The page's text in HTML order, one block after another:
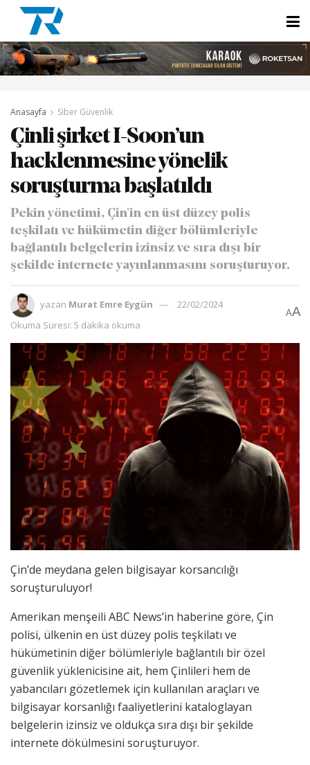
Anasayfa Siber Güvenlik
Çinli şirket I-Soon’un
hacklenmesine yönelik
soruşturma başlatıldı
Pekin yönetimi, Çin'in en üst düzey polis
teşkilatı ve hükümetin diğer bölümleriyle
bağlantılı belgelerin izinsiz ve sıra dışı bir
şekilde internete yayınlanmasını soruşturuyor.
yazan Murat Emre Eygün
22/02/2024
Okuma Süresi: 5 dakika okuma
AA
Çin’de meydana gelen bilgisayar korsancılığı
soruşturuluyor!
Amerikan menşeili ABC News’in haberine göre, Çin
polisi, ülkenin en üst düzey polis teşkilatı ve
hükümetinin diğer bölümleriyle bağlantılı bir özel
güvenlik yüklenicisine ait, hem Çinlileri hem de
yabancıları gözetlemek için kullanılan araçları ve
bilgisayar korsanlığı faaliyetlerini kataloglayan
belgelerin izinsiz ve oldukça sıra dışı bir şekilde
internete dökülmesini soruşturuyor.